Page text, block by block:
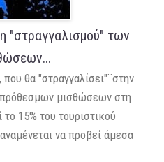
"στραγγαλισμού" των
θα "στραγγαλίσει"¨στην
μισθώσεων στη
15% του τουριστικού
να προβεί άµεσα